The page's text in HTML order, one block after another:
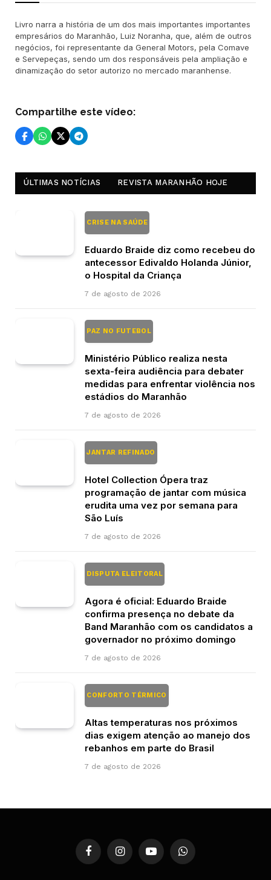
Livro narra a história de um dos mais importantes importantes
empresários do Maranhão, Luiz Noranha, que, além de outros
negócios, foi representante da General Motors, pela Comave
e Servepeças, sendo um dos responsáveis pela ampliação e
dinamização do setor autorizo no mercado maranhense.
Compartilhe este vídeo:
ÚLTIMAS NOTÍCIAS REVISTA MARANHÃO HOJE
CRISE NA SAÚDE
Eduardo Braide diz como recebeu do
antecessor Edivaldo Holanda Júnior,
o Hospital da Criança
7 de agosto de 2026
PAZ NO FUTEBOL
Ministério Público realiza nesta
sexta-feira audiência para debater
medidas para enfrentar violência nos
estádios do Maranhão
7 de agosto de 2026
JANTAR REFINADO
Hotel Collection Ópera traz
programação de jantar com música
erudita uma vez por semana para
São Luís
7 de agosto de 2026
DISPUTA ELEITORAL
Agora é oficial: Eduardo Braide
confirma presença no debate da
Band Maranhão com os candidatos a
governador no próximo domingo
7 de agosto de 2026
CONFORTO TÉRMICO
Altas temperaturas nos próximos
dias exigem atenção ao manejo dos
rebanhos em parte do Brasil
7 de agosto de 2026
FacebookInstagramYouTubeWhatsApp